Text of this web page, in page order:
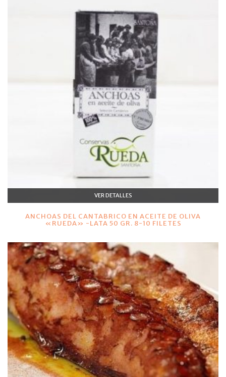
VER DETALLES
ANCHOAS DEL CANTABRICO EN ACEITE DE OLIVA
«RUEDA» -LATA 50 GR. 8-10 FILETES